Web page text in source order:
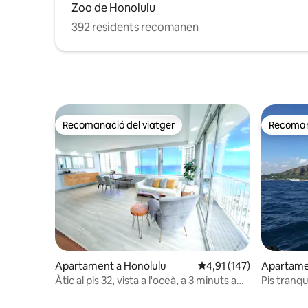
Zoo de Honolulu
392 residents recomanen
Recomanació del viatger
Recomanació del viatger
Apartament a Honolulu 4,91 de puntuació
4,91 (147)
Àtic al pis 32, vista a l'oceà, a 3 minuts a
Pis